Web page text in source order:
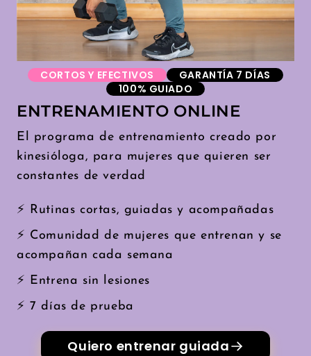
CORTOS Y EFECTIVOS
GARANTÍA 7 DÍAS
100% GUIADO
ENTRENAMIENTO ONLINE
El programa de entrenamiento creado por
kinesióloga, para mujeres que quieren ser
constantes de verdad
⚡ Rutinas cortas, guiadas y acompañadas
⚡ Comunidad de mujeres que entrenan y se
acompañan cada semana
⚡ Entrena sin lesiones
⚡ 7 días de prueba
Quiero entrenar guiada